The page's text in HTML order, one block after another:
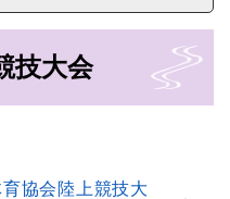
技大会
協会陸上競技大